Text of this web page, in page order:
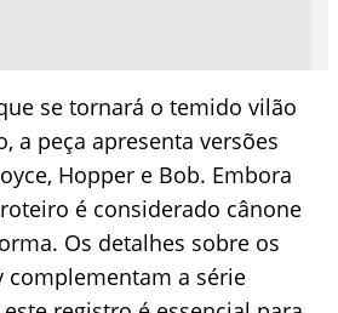
se tornará o temido vilão
a peça apresenta versões
Hopper e Bob. Embora
é considerado cânone
Os detalhes sobre os
complementam a série